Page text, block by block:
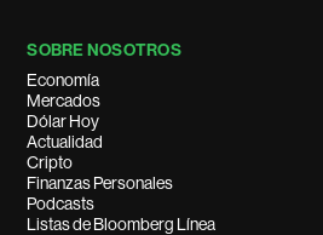
SOBRE NOSOTROS
Economía
Mercados
Dólar Hoy
Actualidad
Cripto
Finanzas Personales
Podcasts
Listas de Bloomberg Línea